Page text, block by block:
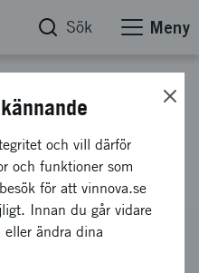
Sök Meny
i
2
och vill därför
och funktioner som
för att vinnova.se
Innan du går vidare
eller ändra dina